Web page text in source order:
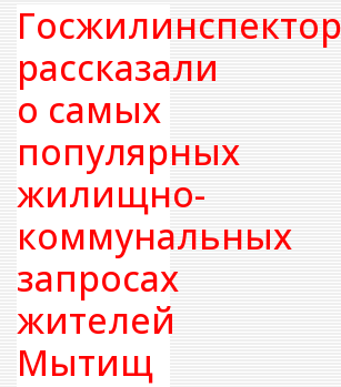
рассказали
о самых
популярных
жилищно-
коммунальных
запросах
жителей
Мытищ